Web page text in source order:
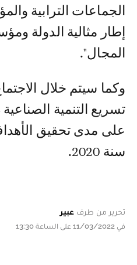
الجماعات الترابية
إطار مثالية الدولة
المجال".
وكما سيتم خلال
على مدى تحقيق
سنة 2020.
تحرير من طرف عبير
في 11/03/2022 على الساعة 13:30